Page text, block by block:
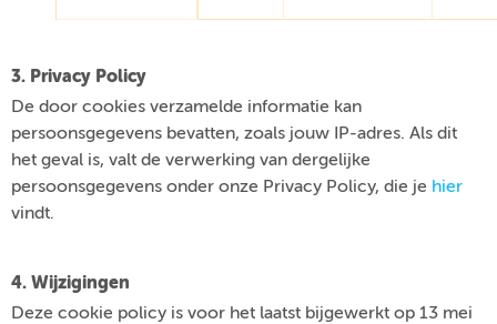
3. Privacy Policy
De door cookies verzamelde informatie kan
persoonsgegevens bevatten, zoals jouw IP-adres. Als dit
het geval is, valt de verwerking van dergelijke
persoonsgegevens onder onze Privacy Policy, die je hier
vindt.
4. Wijzigingen
Deze cookie policy is voor het laatst bijgewerkt op 13 mei